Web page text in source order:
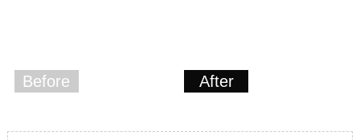
Before After